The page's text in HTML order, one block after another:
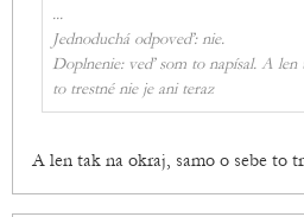
...
Jednoduchá odpoveď: nie.
Doplnenie: veď som to napísal. A len
to trestné nie je ani teraz
A len tak na okraj, samo o sebe to